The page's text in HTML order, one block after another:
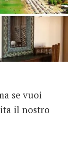
se vuoi
il nostro